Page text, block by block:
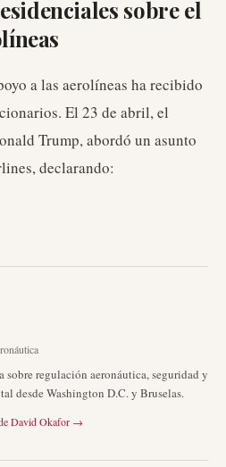
sobre el
a las aerolíneas ha recibido
El 23 de abril, el
Trump, abordó un asunto
declarando:
sobre regulación aeronáutica, seguridad y
desde Washington D.C. y Bruselas.
David Okafor →